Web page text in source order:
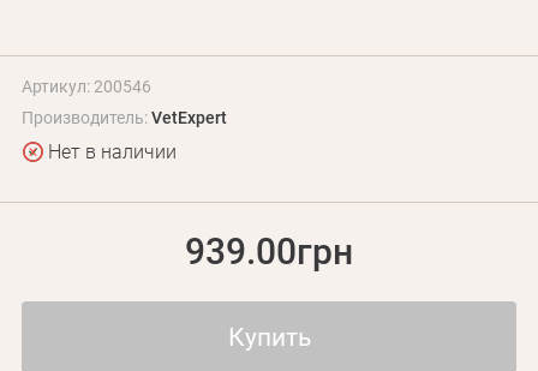
Артикул: 200546
Производитель:VetExpert
Нет в наличии
939.00грн
Купить